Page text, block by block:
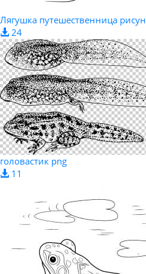
Лягушка путешественница
24
головастик png
11